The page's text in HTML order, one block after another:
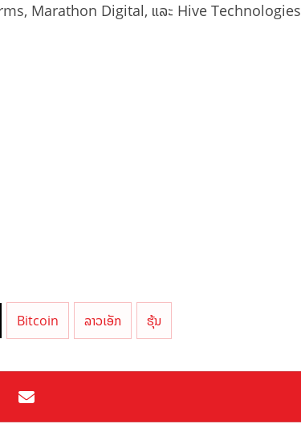
Marathon Digital, ແລະ Hive Technologies
Bitcoin ລາວເອັກ ຮຸ້ນ